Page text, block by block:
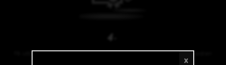
4.
Få utbildningsbevis direkt som PDF eller som ett plastkort på posten
x